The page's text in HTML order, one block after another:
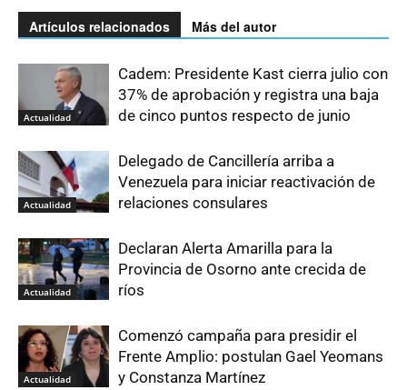
Artículos relacionados Más del autor
Actualidad
Cadem: Presidente Kast cierra julio con
37% de aprobación y registra una baja
de cinco puntos respecto de junio
Actualidad
Delegado de Cancillería arriba a
Venezuela para iniciar reactivación de
relaciones consulares
Actualidad
Declaran Alerta Amarilla para la
Provincia de Osorno ante crecida de
ríos
Actualidad
Comenzó campaña para presidir el
Frente Amplio: postulan Gael Yeomans
y Constanza Martínez